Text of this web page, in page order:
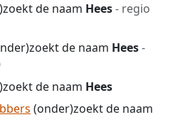
de naam Hees- regio
de naam Hees-
de naam Hees
(onder)zoekt de naam